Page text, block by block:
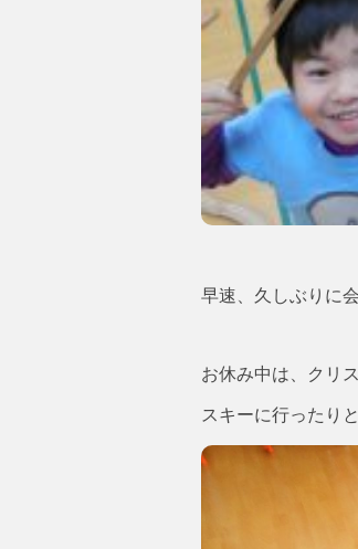
早速、久しぶりに
お休み中は、クリ
スキーに行ったり